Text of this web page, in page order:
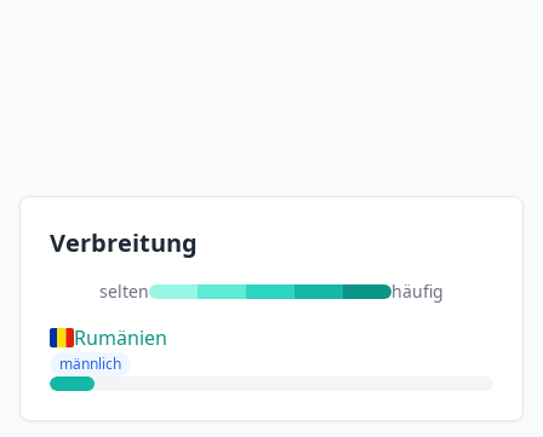
Verbreitung
selten häufig
Rumänien
männlich